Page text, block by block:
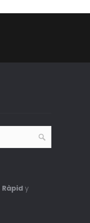
Ràpidy